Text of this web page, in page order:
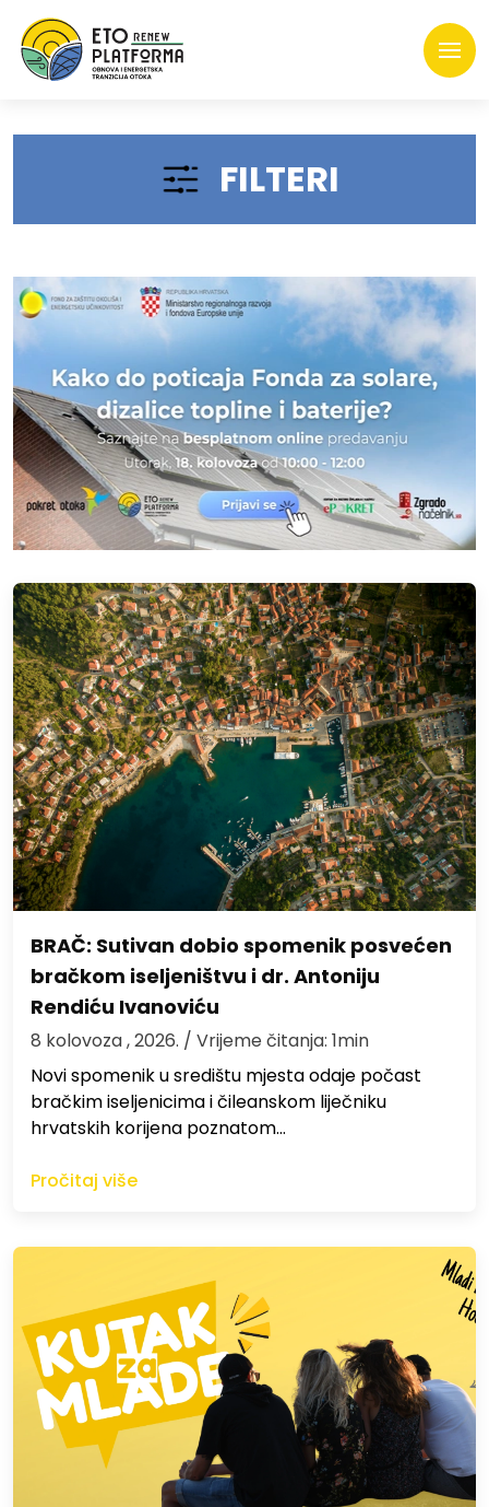
FILTERI
BRAČ: Sutivan dobio spomenik posvećen
bračkom iseljeništvu i dr. Antoniju
Rendiću Ivanoviću
8 kolovoza , 2026. / Vrijeme čitanja: 1min
Novi spomenik u središtu mjesta odaje počast
bračkim iseljenicima i čileanskom liječniku
hrvatskih korijena poznatom…
Pročitaj više